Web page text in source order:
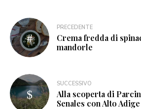
PRECEDENTE
Crema fredda di
mandorle
SUCCESSIVO
Alla scoperta di
Senales con Alto